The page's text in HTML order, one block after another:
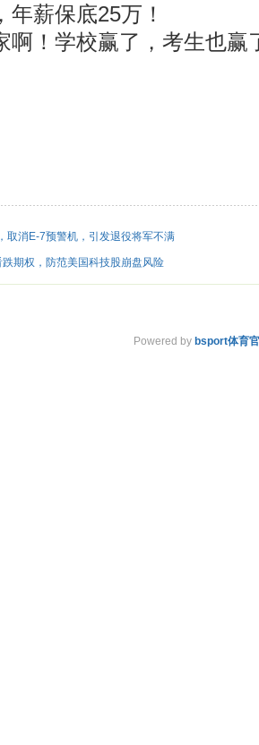
年薪保底25万！
啊！学校赢了，考生也赢
取消E-7预警机，引发退役将军不满
跌期权，防范美国科技股崩盘风险
Powered by bsport体育